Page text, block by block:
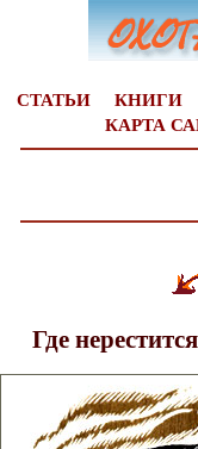
СТАТЬИ КНИГИ
КАРТА
Где